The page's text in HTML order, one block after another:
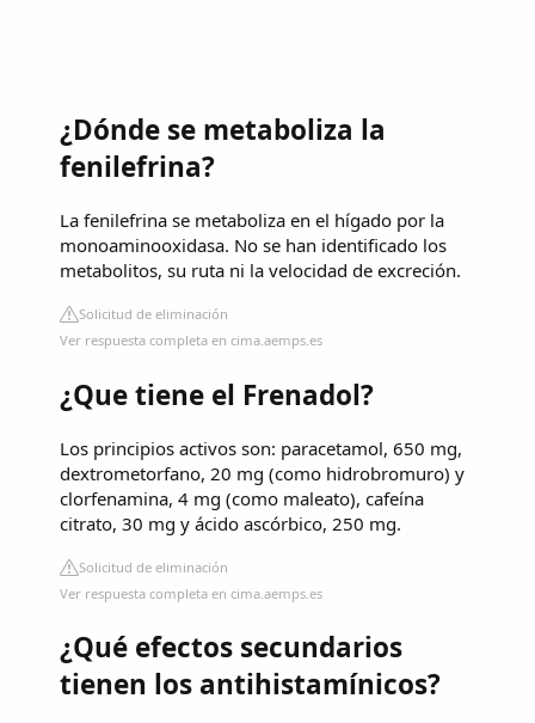
¿Dónde se metaboliza la
fenilefrina?
La fenilefrina se metaboliza en el hígado por la
monoaminooxidasa. No se han identificado los
metabolitos, su ruta ni la velocidad de excreción.
Solicitud de eliminación
Ver respuesta completa en cima.aemps.es
¿Que tiene el Frenadol?
Los principios activos son: paracetamol, 650 mg,
dextrometorfano, 20 mg (como hidrobromuro) y
clorfenamina, 4 mg (como maleato), cafeína
citrato, 30 mg y ácido ascórbico, 250 mg.
Solicitud de eliminación
Ver respuesta completa en cima.aemps.es
¿Qué efectos secundarios
tienen los antihistamínicos?